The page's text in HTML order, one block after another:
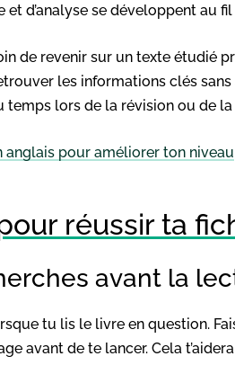
d’analyse se développent au
de revenir sur un texte étudié
les informations clés
temps lors de la révision ou de
anglais pour améliorer ton niveau
réussir ta
avant la
tu lis le livre en question.
avant de te lancer. Cela